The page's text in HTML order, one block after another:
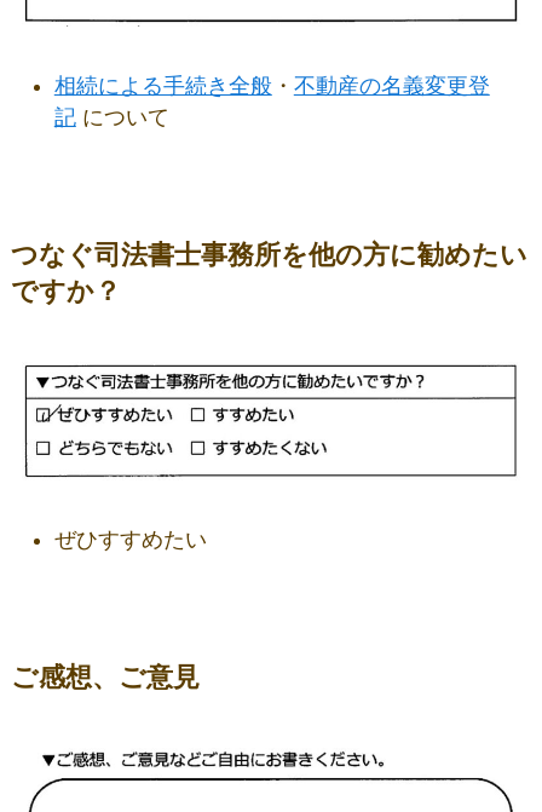
相続による手続き全般・ 不動産の名義変更登
記について
つなぐ司法書士事務所を他の方に勧めたい
ですか？
ぜひすすめたい
ご感想、ご意見